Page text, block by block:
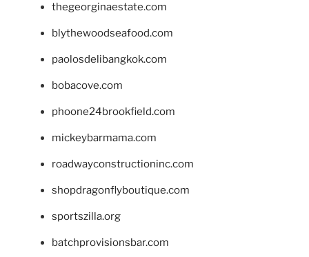
thegeorginaestate.com
blythewoodseafood.com
paolosdelibangkok.com
bobacove.com
phoone24brookfield.com
mickeybarmama.com
roadwayconstructioninc.com
shopdragonflyboutique.com
sportszilla.org
batchprovisionsbar.com